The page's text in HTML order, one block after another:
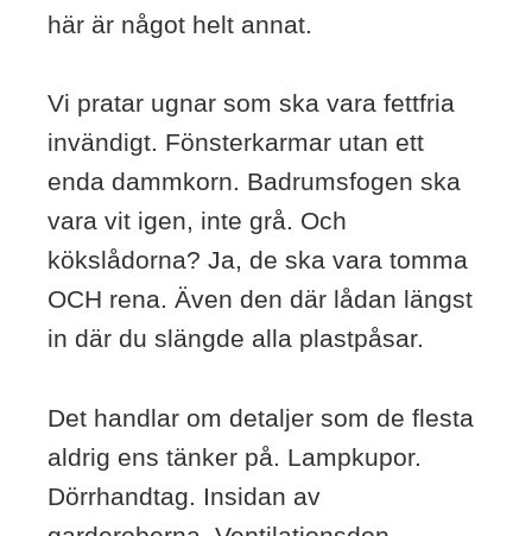
här är något helt annat.
Vi pratar ugnar som ska vara fettfria
invändigt. Fönsterkarmar utan ett
enda dammkorn. Badrumsfogen ska
vara vit igen, inte grå. Och
kökslådorna? Ja, de ska vara tomma
OCH rena. Även den där lådan längst
in där du slängde alla plastpåsar.
Det handlar om detaljer som de flesta
aldrig ens tänker på. Lampkupor.
Dörrhandtag. Insidan av